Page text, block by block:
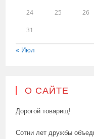
24 25 26
31
« Июл
О САЙТЕ
Дорогой товарищ!
Сотни лет дружбы